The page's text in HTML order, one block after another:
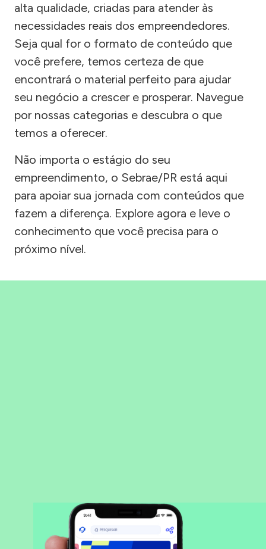
alta qualidade, criadas para atender às
necessidades reais dos empreendedores.
Seja qual for o formato de conteúdo que
você prefere, temos certeza de que
encontrará o material perfeito para ajudar
seu negócio a crescer e prosperar. Navegue
por nossas categorias e descubra o que
temos a oferecer.
Não importa o estágio do seu
empreendimento, o Sebrae/PR está aqui
para apoiar sua jornada com conteúdos que
fazem a diferença. Explore agora e leve o
conhecimento que você precisa para o
próximo nível.